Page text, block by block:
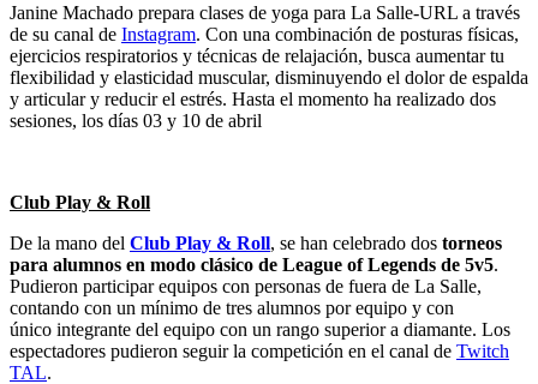
Janine Machado prepara clases de yoga para La Salle-URL a través
de su canal de Instagram. Con una combinación de posturas físicas,
ejercicios respiratorios y técnicas de relajación, busca aumentar tu
flexibilidad y elasticidad muscular, disminuyendo el dolor de espalda
y articular y reducir el estrés. Hasta el momento ha realizado dos
sesiones, los días 03 y 10 de abril
Club Play & Roll
De la mano del Club Play & Roll, se han celebrado dos torneos
para alumnos en modo clásico de League of Legends de 5v5.
Pudieron participar equipos con personas de fuera de La Salle,
contando con un mínimo de tres alumnos por equipo y con
único integrante del equipo con un rango superior a diamante. Los
espectadores pudieron seguir la competición en el canal de Twitch
TAL.